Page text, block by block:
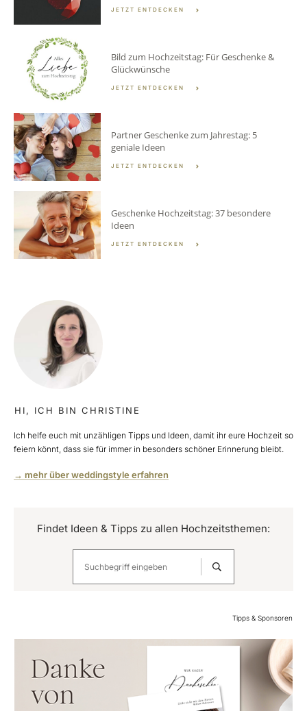
JETZT ENTDECKEN
Bild zum Hochzeitstag: Für Geschenke &
Glückwünsche
JETZT ENTDECKEN
Partner Geschenke zum Jahrestag: 5
geniale Ideen
JETZT ENTDECKEN
Geschenke Hochzeitstag: 37 besondere
Ideen
JETZT ENTDECKEN
HI, ICH BIN CHRISTINE
Ich helfe euch mit unzähligen Tipps und Ideen, damit ihr eure Hochzeit so
feiern könnt, dass sie für immer in besonders schöner Erinnerung bleibt.
→ mehr über weddingstyle erfahren
Findet Ideen & Tipps zu allen Hochzeitsthemen:
Tipps & Sponsoren